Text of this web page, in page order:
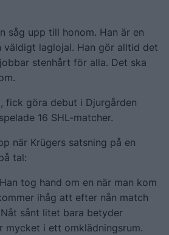
såg upp till honom. Han är en
väldigt laglojal. Han gör alltid det
stenhårt för alla. Det ska
fick göra debut i Djurgården
16 SHL-matcher.
när Krügers satsning på en
tal:
tog hand om en när man kom
ihåg att efter nån match
sånt litet bara betyder
mycket i ett omklädningsrum.